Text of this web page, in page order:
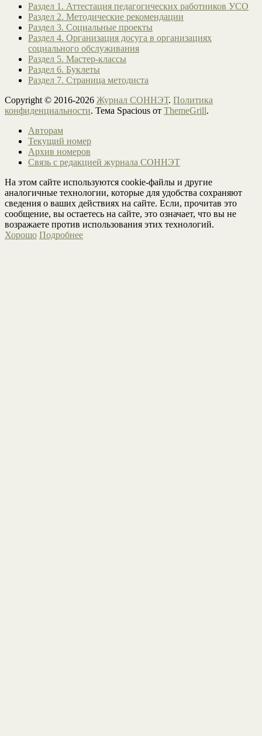
Раздел 1. Аттестация педагогических работников УСО
Раздел 2. Методические рекомендации
Раздел 3. Социальные проекты
Раздел 4. Организация досуга в организациях
социального обслуживания
Раздел 5. Мастер-классы
Раздел 6. Буклеты
Раздел 7. Страница методиста
Copyright © 2016-2026 Журнал СОННЭТ. Политика
конфиденциальности. Тема Spacious от ThemeGrill.
Авторам
Текущий номер
Архив номеров
Связь с редакцией журнала СОННЭТ
На этом сайте используются cookie-файлы и другие
аналогичные технологии, которые для удобства сохраняют
сведения о ваших действиях на сайте. Если, прочитав это
сообщение, вы остаетесь на сайте, это означает, что вы не
возражаете против использования этих технологий.
Хорошо Подробнее